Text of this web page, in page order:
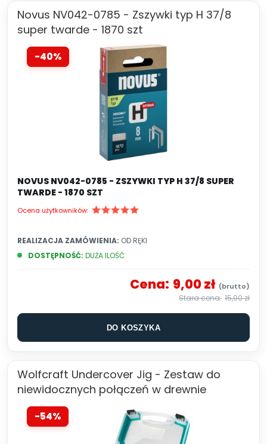
Novus NV042-0785 - Zszywki typ H 37/8
super twarde - 1870 szt
-40%
NOVUS NV042-0785 - ZSZYWKI TYP H 37/8 SUPER
TWARDE - 1870 SZT
Ocena użytkowników:
DOSTĘPNOŚĆ: DUŻA ILOŚĆ
REALIZACJA ZAMÓWIENIA: OD RĘKI
Cena: 9,00 zł
15,00 zł
DO KOSZYKA
Wolfcraft Undercover Jig - Zestaw do
niewidocznych połączeń w drewnie
-54%